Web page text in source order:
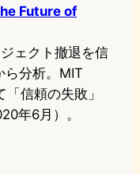
Future of
ェクト撤退を信
ら分析。MIT
信頼の失敗」
年6月）。